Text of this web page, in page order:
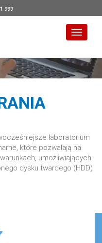
999
Toggle
laboratorium
które pozwalają na
umożliwiających
dysku twardego (HDD)